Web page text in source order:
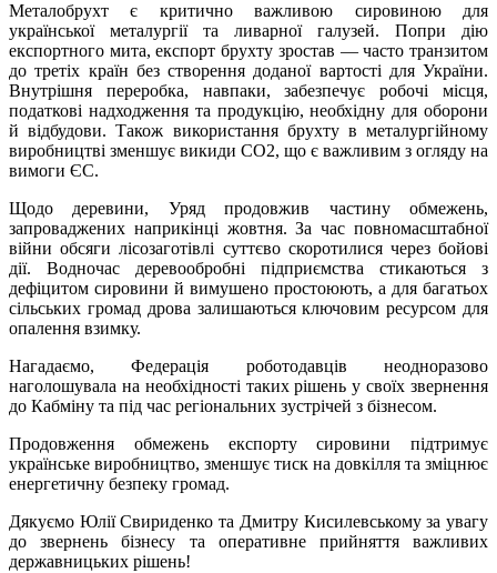
Металобрухт є критично важливою сировиною для
української металургії та ливарної галузей. Попри дію
експортного мита, експорт брухту зростав — часто транзитом
до третіх країн без створення доданої вартості для України.
Внутрішня переробка, навпаки, забезпечує робочі місця,
податкові надходження та продукцію, необхідну для оборони
й відбудови. Також використання брухту в металургійному
виробництві зменшує викиди СО2, що є важливим з огляду на
вимоги ЄС.
Щодо деревини, Уряд продовжив частину обмежень,
запроваджених наприкінці жовтня. За час повномасштабної
війни обсяги лісозаготівлі суттєво скоротилися через бойові
дії. Водночас деревообробні підприємства стикаються з
дефіцитом сировини й вимушено простоюють, а для багатьох
сільських громад дрова залишаються ключовим ресурсом для
опалення взимку.
Нагадаємо, Федерація роботодавців неодноразово
наголошувала на необхідності таких рішень у своїх звернення
до Кабміну та під час регіональних зустрічей з бізнесом.
Продовження обмежень експорту сировини підтримує
українське виробництво, зменшує тиск на довкілля та зміцнює
енергетичну безпеку громад.
Дякуємо Юлії Свириденко та Дмитру Кисилевському за увагу
до звернень бізнесу та оперативне прийняття важливих
державницьких рішень!